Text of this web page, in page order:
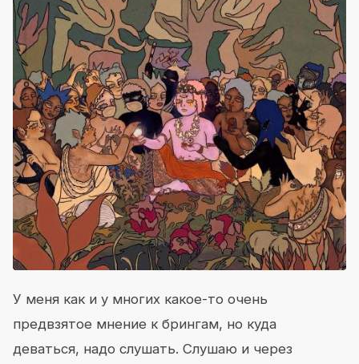
У меня как и у многих какое-то очень
предвзятое мнение к брингам, но куда
деваться, надо слушать. Слушаю и через